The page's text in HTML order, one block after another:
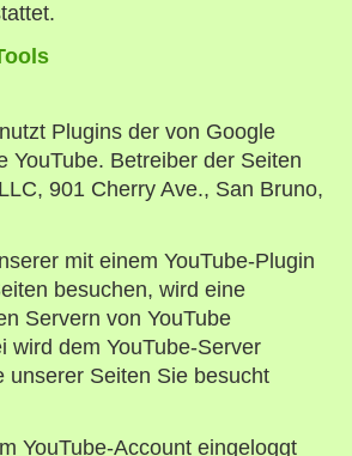
Plugins der von Google
YouTube. Betreiber der Seiten
901 Cherry Ave., San Bruno,
mit einem YouTube-Plugin
besuchen, wird eine
Servern von YouTube
wird dem YouTube-Server
unserer Seiten Sie besucht
YouTube-Account eingeloggt